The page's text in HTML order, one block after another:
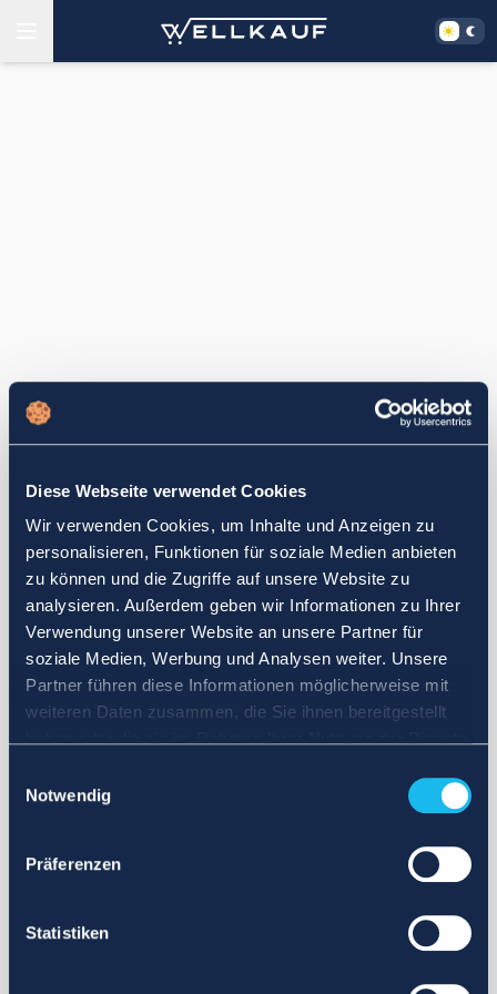
Diese Webseite verwendet Cookies
Wir verwenden Cookies, um Inhalte und Anzeigen zu
personalisieren, Funktionen für soziale Medien anbieten
zu können und die Zugriffe auf unsere Website zu
analysieren. Außerdem geben wir Informationen zu Ihrer
Verwendung unserer Website an unsere Partner für
soziale Medien, Werbung und Analysen weiter. Unsere
Partner führen diese Informationen möglicherweise mit
weiteren Daten zusammen, die Sie ihnen bereitgestellt
Notwendig
Präferenzen
Statistiken